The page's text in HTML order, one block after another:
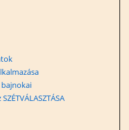
bajnokai